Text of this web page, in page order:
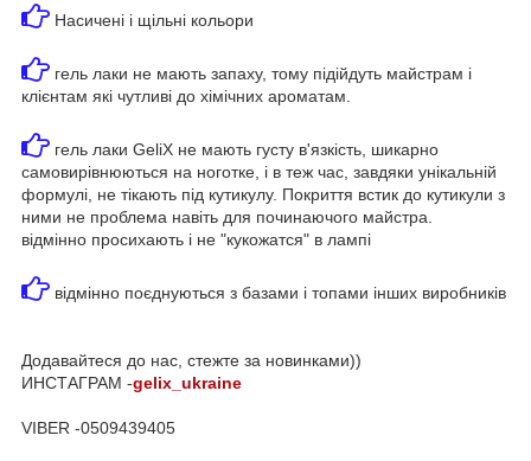
Насичені і щільні кольори
гель лаки не мають запаху, тому підійдуть майстрам і
клієнтам які чутливі до хімічних ароматам.
гель лаки GeliX не мають густу в'язкість, шикарно
самовирівнюються на ноготке, і в теж час, завдяки унікальній
формулі, не тікають під кутикулу. Покриття встик до кутикули з
ними не проблема навіть для починаючого майстра.
відмінно просихають і не "кукожатся" в лампі
відмінно поєднуються з базами і топами інших виробників
Додавайтеся до нас, стежте за новинками))
ИНСТАГРАМ -gelix_ukraine
VIBER -0509439405